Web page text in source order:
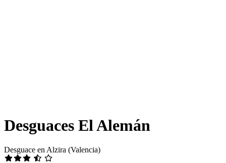
Desguaces El Alemán
Desguace en Alzira (Valencia)